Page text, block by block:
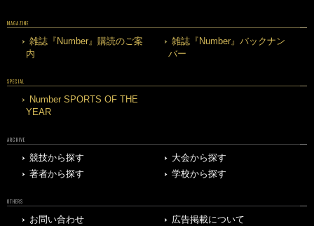
MAGAZINE
雑誌『Number』購読のご案
内
雑誌『Number』バックナン
バー
SPECIAL
Number SPORTS OF THE
YEAR
ARCHIVE
競技から探す
大会から探す
著者から探す
学校から探す
OTHERS
お問い合わせ
広告掲載について